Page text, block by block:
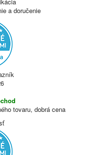
a doručenie
tovaru, dobrá cena